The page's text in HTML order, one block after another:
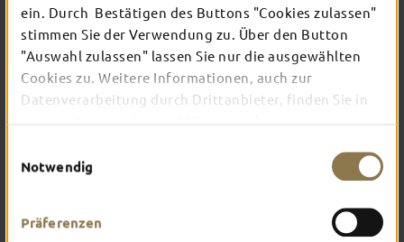
ein. Durch Bestätigen des Buttons "Cookies zulassen"
stimmen Sie der Verwendung zu. Über den Button
"Auswahl zulassen" lassen Sie nur die ausgewählten
Cookies zu. Weitere Informationen, auch zur
Datenverarbeitung durch Drittanbieter, finden Sie in
Notwendig
Präferenzen
Verschaffe dir hier einen Überblick über das, was
dich in Fulda erwartet. Worauf hast du am
meisten Lust?